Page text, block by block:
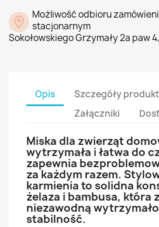
Możliwość odbioru
stacjonarnym
Sokołowskiego Grzymały 2a paw
Opis
Szczegóły
Załączniki
Miska dla zwierząt
wytrzymała i łatwa do
zapewnia
za każdym razem.
karmienia to solidna
żelaza i bambusa, która
niezawodną
stabilność.